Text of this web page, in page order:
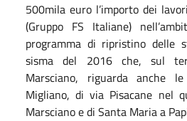
500mila euro l’importo dei
(Gruppo FS Italiane)
programma di ripristino delle
sisma del 2016 che, sul
Marsciano, riguarda anche
Migliano, di via Pisacane nel
Marsciano e di Santa Maria a